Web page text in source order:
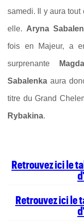
samedi. Il y aura tout
elle. Aryna
fois en Majeur, a
surprenante
Sabalenka aura
titre du Grand
Rybakina.
Retrouvez ici le
Retrouvez ici le